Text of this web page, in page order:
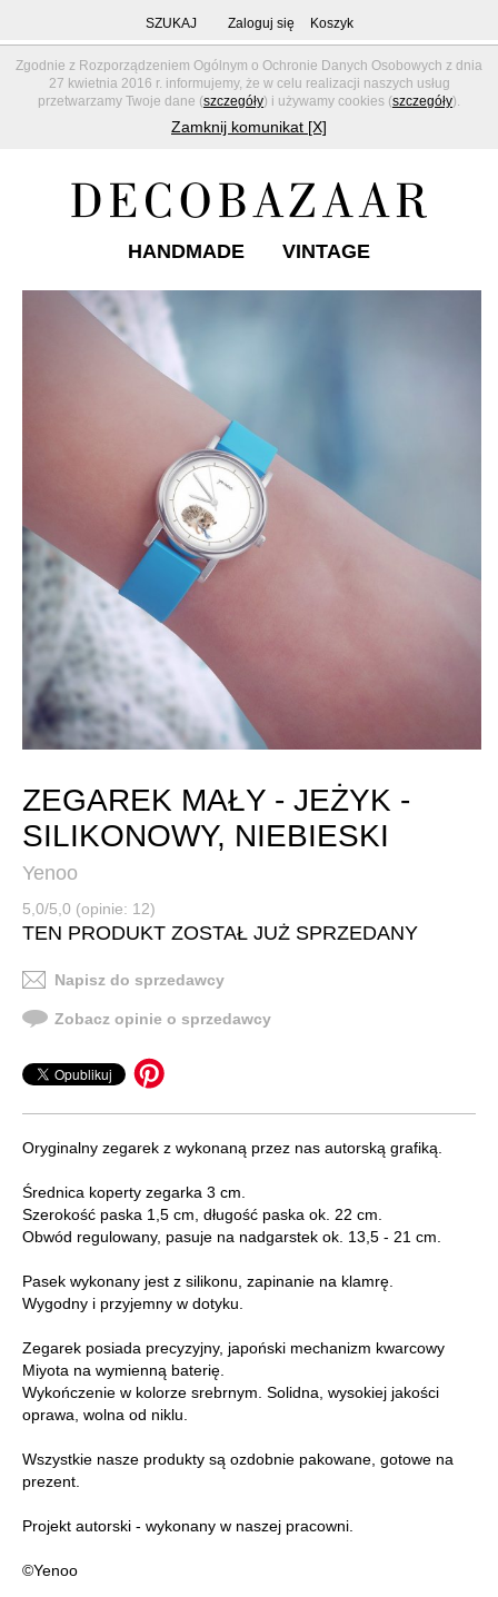
Zgodnie z Rozporządzeniem Ogólnym o Ochronie Danych Osobowych z dnia
27 kwietnia 2016 r. informujemy, że w celu realizacji naszych usług
przetwarzamy Twoje dane (szczegóły) i używamy cookies (szczegóły).
Zamknij komunikat [X]
SZUKAJ Zaloguj się Koszyk
HANDMADE VINTAGE
ZEGAREK MAŁY - JEŻYK -
SILIKONOWY, NIEBIESKI
Yenoo
5,0/5,0 (opinie: 12)
TEN PRODUKT ZOSTAŁ JUŻ SPRZEDANY
Napisz do sprzedawcy
Zobacz opinie o sprzedawcy
Oryginalny zegarek z wykonaną przez nas autorską grafiką.
Średnica koperty zegarka 3 cm.
Szerokość paska 1,5 cm, długość paska ok. 22 cm.
Obwód regulowany, pasuje na nadgarstek ok. 13,5 - 21 cm.
Pasek wykonany jest z silikonu, zapinanie na klamrę.
Wygodny i przyjemny w dotyku.
Zegarek posiada precyzyjny, japoński mechanizm kwarcowy
Miyota na wymienną baterię.
Wykończenie w kolorze srebrnym. Solidna, wysokiej jakości
oprawa, wolna od niklu.
Wszystkie nasze produkty są ozdobnie pakowane, gotowe na
prezent.
Projekt autorski - wykonany w naszej pracowni.
©Yenoo